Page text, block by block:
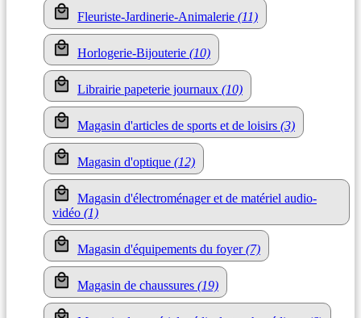
Fleuriste-Jardinerie-Animalerie (11)
Horlogerie-Bijouterie (10)
Librairie papeterie journaux (10)
Magasin d'articles de sports et de loisirs (3)
Magasin d'optique (12)
Magasin d'électroménager et de matériel audio-
vidéo (1)
Magasin d'équipements du foyer(7)
Magasin de chaussures (19)